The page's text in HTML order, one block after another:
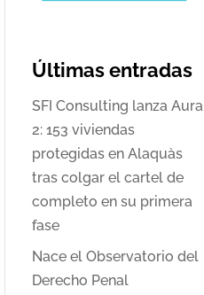
Últimas entradas
SFI Consulting lanza Aura
2: 153 viviendas
protegidas en Alaquàs
tras colgar el cartel de
completo en su primera
fase
Nace el Observatorio del
Derecho Penal